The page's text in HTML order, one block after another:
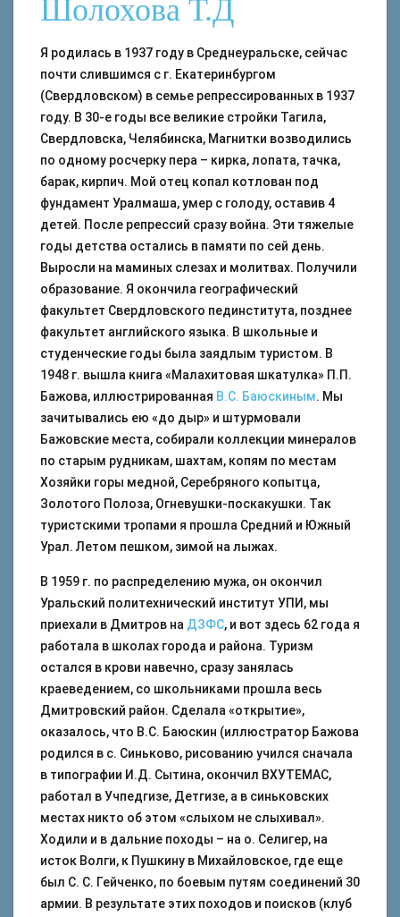
Шолохова Т.Д
Я родилась в 1937 году в Среднеуральске, сейчас
почти слившимся с г. Екатеринбургом
(Свердловском) в семье репрессированных в 1937
году. В 30-е годы все великие стройки Тагила,
Свердловска, Челябинска, Магнитки возводились
по одному росчерку пера – кирка, лопата, тачка,
барак, кирпич. Мой отец копал котлован под
фундамент Уралмаша, умер с голоду, оставив 4
детей. После репрессий сразу война. Эти тяжелые
годы детства остались в памяти по сей день.
Выросли на маминых слезах и молитвах. Получили
образование. Я окончила географический
факультет Свердловского пединститута, позднее
факультет английского языка. В школьные и
студенческие годы была заядлым туристом. В
1948 г. вышла книга «Малахитовая шкатулка» П.П.
Бажова, иллюстрированная В.С. Баюскиным. Мы
зачитывались ею «до дыр» и штурмовали
Бажовские места, собирали коллекции минералов
по старым рудникам, шахтам, копям по местам
Хозяйки горы медной, Серебряного копытца,
Золотого Полоза, Огневушки-поскакушки. Так
туристскими тропами я прошла Средний и Южный
Урал. Летом пешком, зимой на лыжах.
В 1959 г. по распределению мужа, он окончил
Уральский политехнический институт УПИ, мы
приехали в Дмитров на ДЗФС, и вот здесь 62 года я
работала в школах города и района. Туризм
остался в крови навечно, сразу занялась
краеведением, со школьниками прошла весь
Дмитровский район. Сделала «открытие»,
оказалось, что В.С. Баюскин (иллюстратор Бажова
родился в с. Синьково, рисованию учился сначала
в типографии И.Д. Сытина, окончил ВХУТЕМАС,
работал в Учпедгизе, Детгизе, а в синьковских
местах никто об этом «слыхом не слыхивал».
Ходили и в дальние походы – на о. Селигер, на
исток Волги, к Пушкину в Михайловское, где еще
был С. С. Гейченко, по боевым путям соединений 30
армии. В результате этих походов и поисков (клуб